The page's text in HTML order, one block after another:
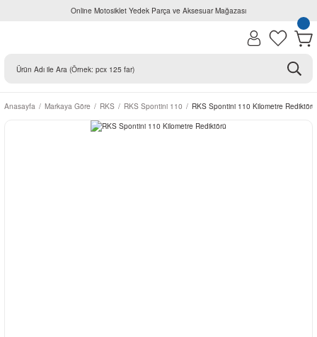
Online Motosiklet Yedek Parça ve Aksesuar Mağazası
Anasayfa Markaya Göre RKS RKS Spontini 110 RKS Spontini 110 Kilometre Rediktörü